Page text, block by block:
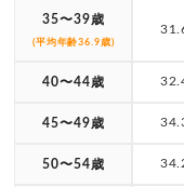
35〜39歳
(平均年齢36.9歳)
40〜44歳
45〜49歳
50〜54歳